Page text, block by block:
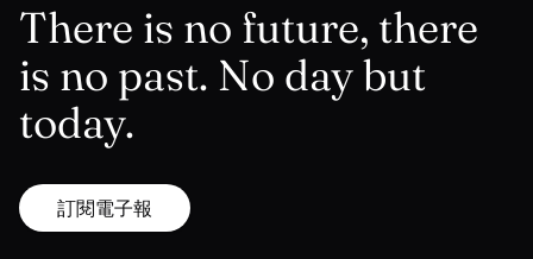
There is no future, there
is no past. No day but
today.
訂閱電子報